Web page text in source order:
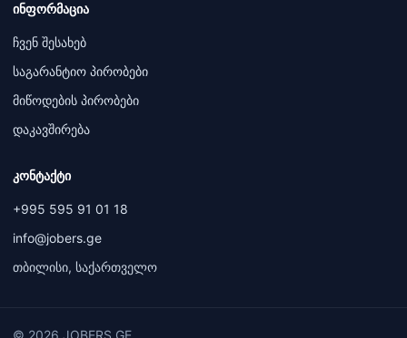
ინფორმაცია
ჩვენ შესახებ
საგარანტიო პირობები
მიწოდების პირობები
დაკავშირება
კონტაქტი
+995 595 91 01 18
info@jobers.ge
თბილისი, საქართველო
© 2026 JOBERS.GE